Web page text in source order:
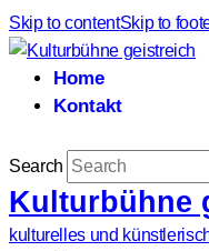
Skip to contentSkip to
Home
Kontakt
Search
Kulturbühne
kulturelles und